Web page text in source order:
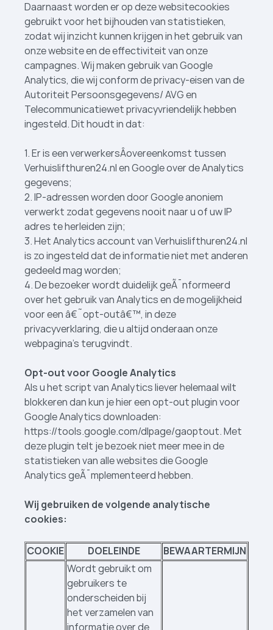
Daarnaast worden er op deze websitecookies
gebruikt voor het bijhouden van statistieken,
zodat wij inzicht kunnen krijgen in het gebruik van
onze website en de effectiviteit van onze
campagnes. Wij maken gebruik van Google
Analytics, die wij conform de privacy-eisen van de
Autoriteit Persoonsgegevens/ AVG en
Telecommunicatiewet privacyvriendelijk hebben
ingesteld. Dit houdt in dat:
1. Er is een verwerkersÂ­overeenkomst tussen
Verhuislifthuren24.nl en Google over de Analytics
gegevens;
2. IP-adressen worden door Google anoniem
verwerkt zodat gegevens nooit naar u of uw IP
adres te herleiden zijn;
3. Het Analytics account van Verhuislifthuren24.nl
is zo ingesteld dat de informatie niet met anderen
gedeeld mag worden;
4. De bezoeker wordt duidelijk geÃ¯nformeerd
over het gebruik van Analytics en de mogelijkheid
voor een â€˜opt-outâ€™, in deze
privacyverklaring, die u altijd onderaan onze
webpagina's terugvindt.
Opt-out voor Google Analytics
Als u het script van Analytics liever helemaal wilt
blokkeren dan kun je hier een opt-out plugin voor
Google Analytics downloaden:
https://tools.google.com/dlpage/gaoptout. Met
deze plugin telt je bezoek niet meer mee in de
statistieken van alle websites die Google
Analytics geÃ¯mplementeerd hebben.
Wij gebruiken de volgende analytische
cookies:
COOKIE DOELEINDE
BEWAARTERMIJN
Wordt gebruikt om
gebruikers te
onderscheiden bij
het verzamelen van
informatie over de